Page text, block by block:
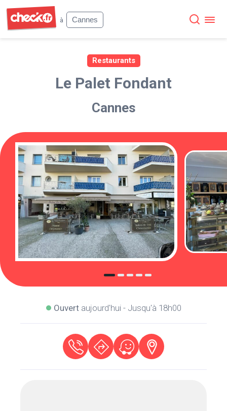
à
Cannes
Restaurants
Le Palet Fondant
Cannes
Ouvertaujourd'hui - Jusqu'à 18h00